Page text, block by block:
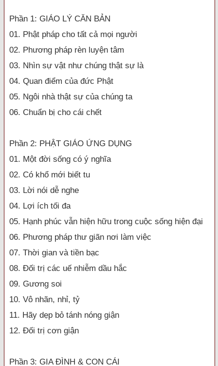
Phần 1: GIÁO LÝ CĂN BẢN
01. Phật pháp cho tất cả mọi người
02. Phương pháp rèn luyện tâm
03. Nhìn sự vật như chúng thật sự là
04. Quan điểm của đức Phật
05. Ngôi nhà thật sự của chúng ta
06. Chuẩn bị cho cái chết
Phần 2: PHẬT GIÁO ỨNG DỤNG
01. Một đời sống có ý nghĩa
02. Có khổ mới biết tu
03. Lời nói dễ nghe
04. Lợi ích tối đa
05. Hạnh phúc vẫn hiện hữu trong cuộc sống hiện đại
06. Phương pháp thư giãn nơi làm việc
07. Thời gian và tiền bạc
08. Đối trị các uế nhiễm dầu hắc
09. Gương soi
10. Vô nhãn, nhỉ, tỷ
11. Hãy dẹp bỏ tánh nóng giận
12. Đối trị cơn giận
Phần 3: GIA ĐÌNH & CON CÁI